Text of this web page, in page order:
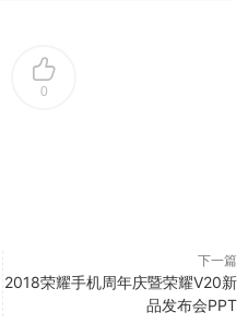
0
下一篇
2018荣耀手机周年庆暨荣耀V20新
品发布会PPT